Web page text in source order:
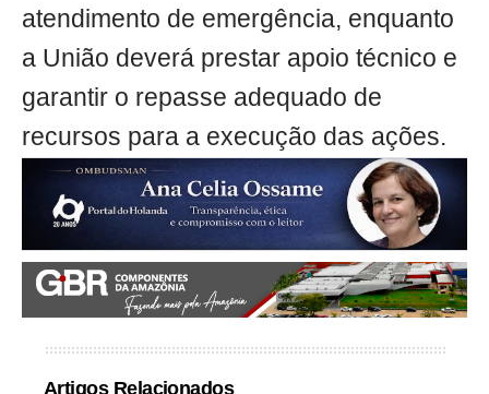
atendimento de emergência, enquanto
a União deverá prestar apoio técnico e
garantir o repasse adequado de
recursos para a execução das ações.
Artigos Relacionados